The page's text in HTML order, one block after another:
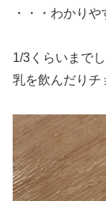
・・・わかり
1/3くらいまで
乳を飲んだりチ